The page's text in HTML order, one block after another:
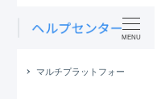
MENU
マルチプラットフォー